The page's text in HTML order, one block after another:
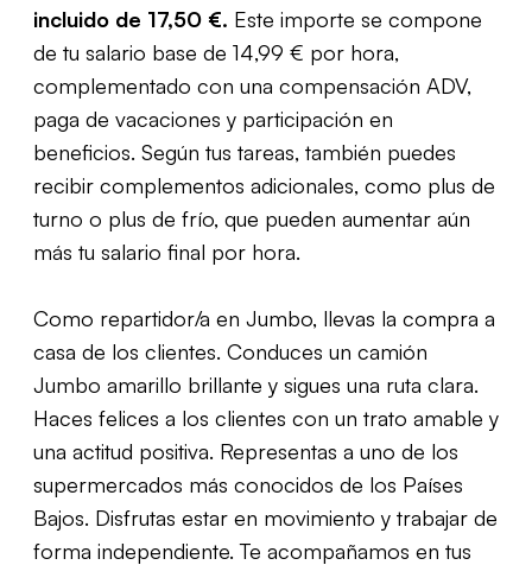
incluido de 17,50 €. Este importe se compone
de tu salario base de 14,99 € por hora,
complementado con una compensación ADV,
paga de vacaciones y participación en
beneficios. Según tus tareas, también puedes
recibir complementos adicionales, como plus de
turno o plus de frío, que pueden aumentar aún
más tu salario final por hora.
Como repartidor/a en Jumbo, llevas la compra a
casa de los clientes. Conduces un camión
Jumbo amarillo brillante y sigues una ruta clara.
Haces felices a los clientes con un trato amable y
una actitud positiva. Representas a uno de los
supermercados más conocidos de los Países
Bajos. Disfrutas estar en movimiento y trabajar de
forma independiente. Te acompañamos en tus